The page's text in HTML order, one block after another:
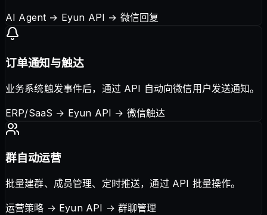
AI Agent → Eyun API → 微信回复
订单通知与触达
业务系统触发事件后，通过 API 自动向微信用户发送通知。
ERP/SaaS → Eyun API → 微信触达
群自动运营
批量建群、成员管理、定时推送，通过 API 批量操作。
运营策略 → Eyun API → 群聊管理